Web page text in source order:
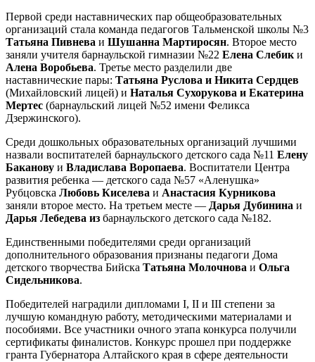
Первой среди наставнических пар общеобразовательных
организаций стала команда педагогов Тальменской школы №3
Татьяна Пивнева и Шушанна Мартиросян. Второе место
заняли учителя барнаульской гимназии №22 Елена Слебик и
Алена Воробьева. Третье место разделили две
наставнические пары: Татьяна Руслова и Никита Сердцев
(Михайловский лицей) и Наталья Сухорукова и Екатерина
Мертес (барнаульский лицей №52 имени Феликса
Дзержинского).
Среди дошкольных образовательных организаций лучшими
назвали воспитателей барнаульского детского сада №11 Елену
Баканову и Владислава Воропаева. Воспитатели Центра
развития ребенка — детского сада №57 «Аленушка»
Рубцовска Любовь Киселева и Анастасия Курникова
заняли второе место. На третьем месте — Дарья Дубинина и
Дарья Лебедева из барнаульского детского сада №182.
Единственными победителями среди организаций
дополнительного образования признаны педагоги Дома
детского творчества Бийска Татьяна Молочнова и Ольга
Сидельникова.
Победителей наградили дипломами I, II и III степени за
лучшую командную работу, методическими материалами и
пособиями. Все участники очного этапа конкурса получили
сертификаты финалистов. Конкурс прошел при поддержке
гранта Губернатора Алтайского края в сфере деятельности